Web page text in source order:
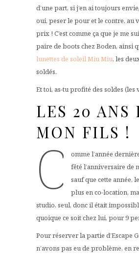
d’une part, si j’en ai toujours
oui, peser le pour et le contre, au
prix ! C’est comme ça que je me
paire de boots chez Boden, ainsi
lunettes de soleil Miu Miu, les
soldés.
Et toi, as-tu profité des soldes (les
LES 20 ANS
MON FILS !
C
omme l’année
fêté l’anniversaire de
sauf que cette année,
plus en co-location,
studio, seul, donc il était
quoique ce soit chez lui, pour 9
Pour réserver la partie d’Escape
n’avons pas eu de problème, en